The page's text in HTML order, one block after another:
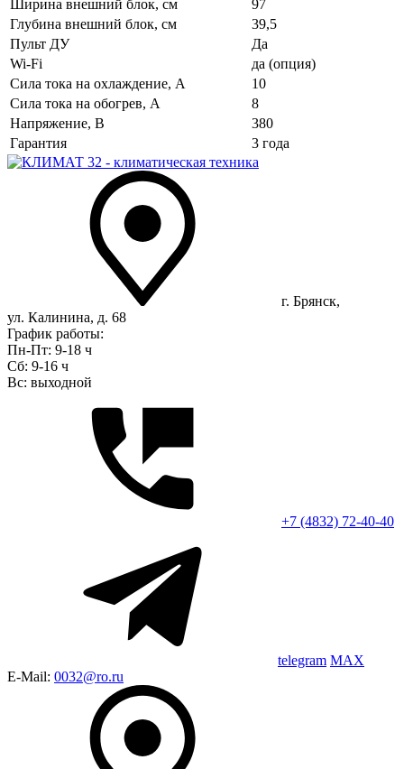
Ширина внешний блок, см
97
Глубина внешний блок, см
39,5
Пульт ДУ
Да
Wi-Fi
да (опция)
Сила тока на охлаждение, А
10
Сила тока на обогрев, А
8
Напряжение, В
380
Гарантия
3 года
г. Брянск,
ул. Калинина, д. 68
График работы:
Пн-Пт: 9-18 ч
Сб: 9-16 ч
Вс: выходной
+7 (4832) 72-40-40
telegram MAX
E-Mail: 0032@ro.ru